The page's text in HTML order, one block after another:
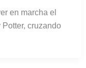
en marcha el
cruzando